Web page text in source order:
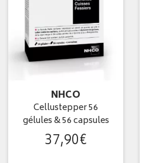
NHCO
Cellustepper 56
gélules & 56 capsules
37,90€